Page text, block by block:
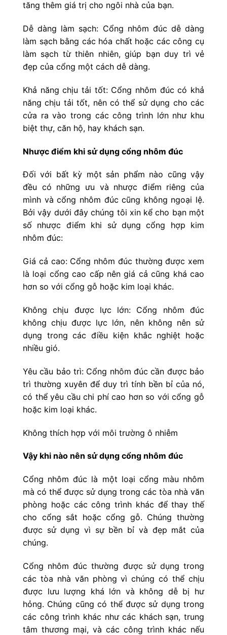
tăng thêm giá trị cho ngôi nhà của bạn.
Dễ dàng làm sạch: Cổng nhôm đúc dễ dàng
làm sạch bằng các hóa chất hoặc các công cụ
làm sạch từ thiên nhiên, giúp bạn duy trì vẻ
đẹp của cổng một cách dễ dàng.
Khả năng chịu tải tốt: Cổng nhôm đúc có khả
năng chịu tải tốt, nên có thể sử dụng cho các
cửa ra vào trong các công trình lớn như khu
biệt thự, căn hộ, hay khách sạn.
Nhược điểm khi sử dụng cổng nhôm đúc
Đối với bất kỳ một sản phẩm nào cũng vậy
đều có những ưu và nhược điểm riêng của
mình và cổng nhôm đúc cũng không ngoại lệ.
Bởi vậy dưới đây chúng tôi xin kể cho bạn một
số nhược điểm khi sử dụng cổng hợp kim
nhôm đúc:
Giá cả cao: Cổng nhôm đúc thường được xem
là loại cổng cao cấp nên giá cả cũng khá cao
hơn so với cổng gỗ hoặc kim loại khác.
Không chịu được lực lớn: Cổng nhôm đúc
không chịu được lực lớn, nên không nên sử
dụng trong các điều kiện khắc nghiệt hoặc
nhiều gió.
Yêu cầu bảo trì: Cổng nhôm đúc cần được bảo
trì thường xuyên để duy trì tính bền bỉ của nó,
có thể yêu cầu chi phí cao hơn so với cổng gỗ
hoặc kim loại khác.
Không thích hợp với môi trường ô nhiễm
Vậy khi nào nên sử dụng cổng nhôm đúc
Cổng nhôm đúc là một loại cổng màu nhôm
mà có thể được sử dụng trong các tòa nhà văn
phòng hoặc các công trình khác để thay thế
cho cổng sắt hoặc cổng gỗ. Chúng thường
được sử dụng vì sự bền bỉ và đẹp mắt của
chúng.
Cổng nhôm đúc thường được sử dụng trong
các tòa nhà văn phòng vì chúng có thể chịu
được lưu lượng khá lớn và không dễ bị hư
hỏng. Chúng cũng có thể được sử dụng trong
các công trình khác như các khách sạn, trung
tâm thương mại, và các công trình khác nếu